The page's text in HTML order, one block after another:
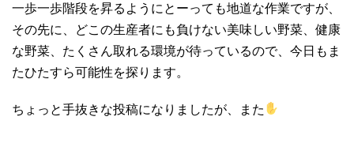
一歩一歩階段を昇るようにとーっても地道な作業ですが、
その先に、どこの生産者にも負けない美味しい野菜、健康
な野菜、たくさん取れる環境が待っているので、今日もま
たひたすら可能性を探ります。
ちょっと手抜きな投稿になりましたが、また